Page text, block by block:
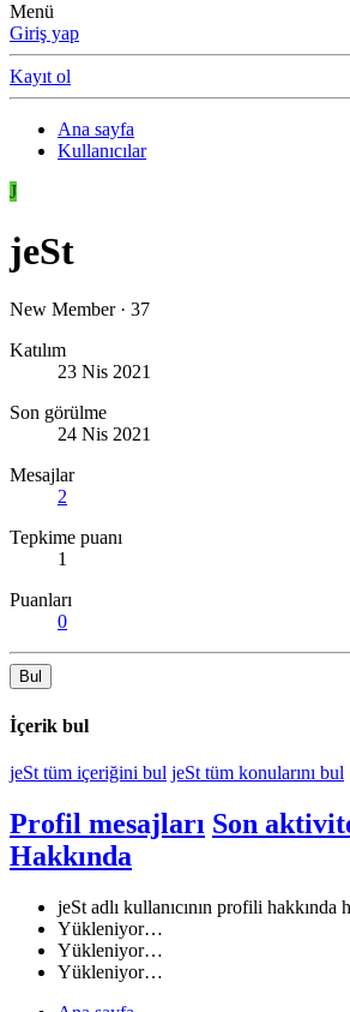
Menü
Giriş yap
Kayıt ol
Ana sayfa
Kullanıcılar
J
jeSt
New Member · 37
Katılım
23 Nis 2021
Son görülme
24 Nis 2021
Mesajlar
2
Tepkime puanı
1
Puanları
0
Bul
İçerik bul
jeSt tüm içeriğini bul jeSt tüm konularını bul
Profil mesajları Son
Hakkında
jeSt adlı kullanıcının profili hakkında
Yükleniyor…
Yükleniyor…
Yükleniyor…